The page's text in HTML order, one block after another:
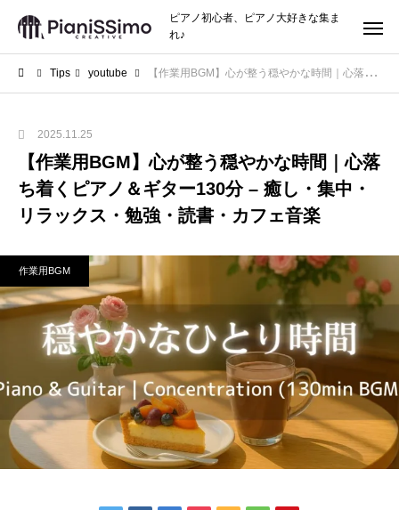
ピアノ初心者、ピアノ大好きな集ま
れ♪
Tips youtube 【作業用BGM】心が整う穏やかな時間｜心落ち着くピアノ＆ギター130分 – 癒し・集中・リラックス・勉強・読書・カフェ音楽
2025.11.25
【作業用BGM】心が整う穏やかな時間｜心落
ち着くピアノ＆ギター130分 – 癒し・集中・
リラックス・勉強・読書・カフェ音楽
作業用BGM